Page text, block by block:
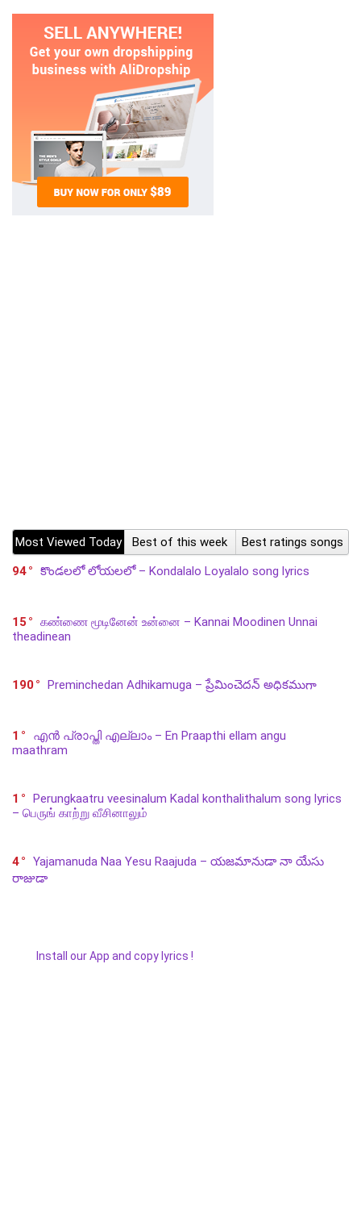
Most Viewed Today Best of this week
Best ratings songs
94
కొండలలో లోయలలో – Kondalalo Loyalalo song lyrics
15
கண்ணை மூடினேன் உன்னை – Kannai Moodinen Unnai
theadinean
190 Preminchedan Adhikamuga – ప్రేమించెదన్ అధికముగా
1
എൻ പ്രാപ്തി എല്ലാം – En Praapthi ellam angu
maathram
1
Perungkaatru veesinalum Kadal konthalithalum song lyrics
– பெருங் காற்று வீசினாலும்
4
Yajamanuda Naa Yesu Raajuda – యజమానుడా నా యేసు
రాజుడా
Install our App and copy lyrics !